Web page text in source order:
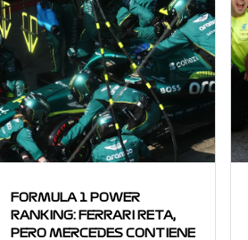
FORMULA 1 POWER
RANKING: FERRARI RETA,
PERO MERCEDES CONTIENE